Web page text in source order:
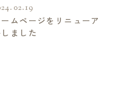
ムページをリニューア
ました